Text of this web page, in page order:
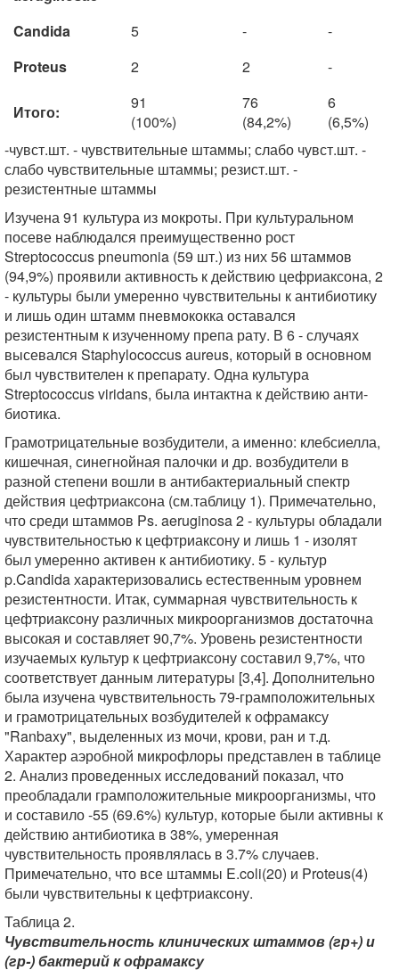
Candida
5 -
-
Proteus
2 2 -
Итого:
91
(100%)
76
(84,2%)
6
(6,5%)
-чувст.шт. - чувствительные штаммы; слабо чувст.шт. -
слабо чувствительные штаммы; резист.шт. -
резистентные штаммы
Изучена 91 культура из мокроты. При культуральном
посеве наблюдался преимущественно рост
Streptococcus pneumonia (59 шт.) из них 56 штаммов
(94,9%) проявили активность к действию цефриаксона, 2
- культуры были умеренно чувствительны к антибиотику
и лишь один штамм пневмококка оставался
резистентным к изученному препа рату. В 6 - случаях
высевался Staphylococcus aureus, который в основном
был чувствителен к препарату. Одна культура
Streptococcus viridans, была интактна к действию анти­
биотика.
Грамотрицательные возбудители, а именно: клебсиелла,
кишечная, синегнойная палочки и др. возбудители в
разной степени вошли в антибактериальный спектр
действия цефтриаксона (см.таблицу 1). Примечательно,
что среди штаммов Ps. aeruginosa 2 - культуры обладали
чувствительностью к цефтриаксону и лишь 1 - изолят
был умеренно активен к антибиотику. 5 - культур
p.Candida характеризовались естественным уровнем
резистентности. Итак, суммарная чувствительность к
цефтриаксону различных микроорганизмов достаточна
высокая и составляет 90,7%. Уровень резистентности
изучаемых культур к цефтриаксону составил 9,7%, что
соответствует данным литературы [3,4]. Дополнительно
была изучена чувствительность 79-грамположительных
и грамотрицательных возбудителей к офрамаксу
"Ranbaxy", выделенных из мочи, крови, ран и т.д.
Характер аэробной микрофлоры представлен в таблице
2. Анализ проведенных исследований показал, что
преобладали грамположительные микроорганизмы, что
и составило -55 (69.6%) культур, которые были активны к
действию антибиотика в 38%, умеренная
чувствительность проявлялась в 3.7% случаев.
Примечательно, что все штаммы E.coli(20) и Proteus(4)
были чувствительны к цефтриаксону.
Таблица 2.
Чувствительность клинических штаммов (гр+) и
(гр-) бактерий к офрамаксу